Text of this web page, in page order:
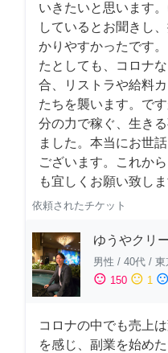
いきたいと思います
しているとお聞きし
かりやすかったです
たとしても、コロナ
合、リストラや給料
たちを襲います。で
分の力で稼ぐ、生き
ました。本当にお世
ございます。これか
も宜しくお願い致しま
依頼されたチケット
ゆうやクリ
男性 / 40代 / 東
sentiment_satisfied 150 sentiment_neutral 1 sentiment_dissatisfied
コロナの中でも売上
を感じ、副業を始め